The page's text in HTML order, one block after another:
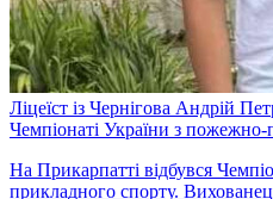
Ліцеїст із Чернігова Андрій
Чемпіонаті України з
На Прикарпатті відбувся
прикладного спорту.